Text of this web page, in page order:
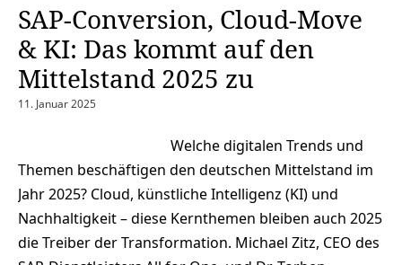
SAP-Conversion, Cloud-Move
& KI: Das kommt auf den
Mittelstand 2025 zu
11. Januar 2025
Welche digitalen Trends und
Themen beschäftigen den deutschen Mittelstand im
Jahr 2025? Cloud, künstliche Intelligenz (KI) und
Nachhaltigkeit – diese Kernthemen bleiben auch 2025
die Treiber der Transformation. Michael Zitz, CEO des